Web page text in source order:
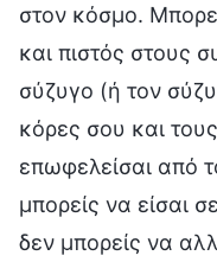
στον κόσμο. Μπορεί
και πιστός στους
σύζυγο (ή τον
κόρες σου και
επωφελείσαι από
μπορείς να είσαι
δεν μπορείς να